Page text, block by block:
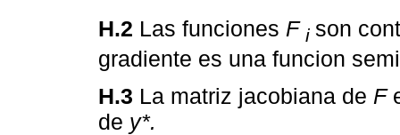
H.2 Las funciones F i son
gradiente es una funcion
H.3 La matriz jacobiana de F
de y*.